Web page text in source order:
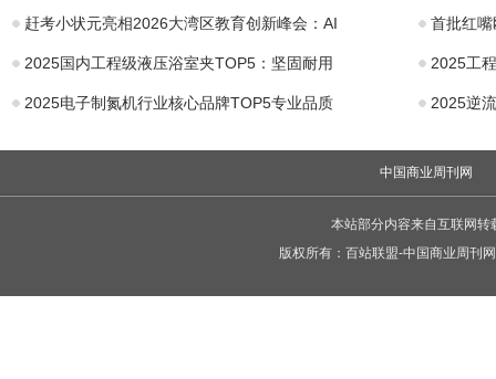
赶考小状元亮相2026大湾区教育创新峰会：AI 首批红
2025国内工程级液压浴室夹TOP5：坚固耐用 2025工
2025电子制氮机行业核心品牌TOP5专业品质 2025逆
中国商业周刊网
本站部分内容来自互联网
版权所有： 百站联盟-中国商业周刊网